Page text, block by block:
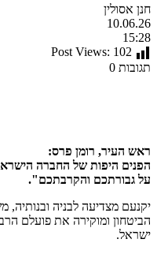
חנן אסולין
10.06.26
15:28
Post Views: 102
תגובות 0
ראש העיר,
הפנים היפות של החברה
על גבורתכם והקרבתכם".
יקנעם מצדיעה לבניה
הביטחון ומוקירה את פועלם
ישראל.